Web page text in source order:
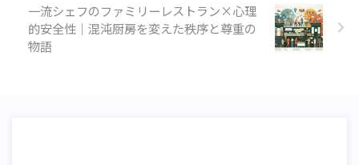
一流シェフのファミリーレストラン×心理
的安全性｜混沌厨房を変えた秩序と尊重の
物語